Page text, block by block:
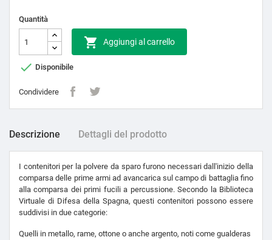
Quantità
 Aggiungi al carrello
 Disponibile
Condividere
Descrizione Dettagli del prodotto
I contenitori per la polvere da sparo furono necessari dall'inizio della
comparsa delle prime armi ad avancarica sul campo di battaglia fino
alla comparsa dei primi fucili a percussione. Secondo la Biblioteca
Virtuale di Difesa della Spagna, questi contenitori possono essere
suddivisi in due categorie:
Quelli in metallo, rame, ottone o anche argento, noti come gualderas